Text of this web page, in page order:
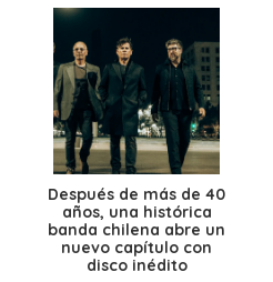
Después de más de 40
años, una histórica
banda chilena abre un
nuevo capítulo con
disco inédito